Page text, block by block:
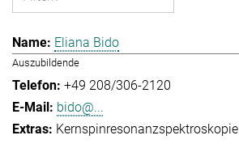
Eliana Bido
Auszubildende
+49 208/306-2120
bido@...
Kernspinresonanzspektroskopie